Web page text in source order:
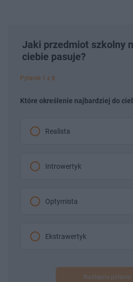
Jaki przedmiot szkolny
ciebie pasuje?
Pytanie 1 z 8
Które określenie najbardziej do
Realista
Introwertyk
Optymista
Ekstrawertyk
Następne pytanie